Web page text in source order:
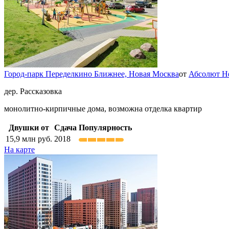
Город-парк Переделкино Ближнее, Новая Москваот Абсолют
дер. Рассказовка
монолитно-кирпичные дома, возможна отделка квартир
Двушки от Сдача Популярность
15,9 млн руб. 2018
На карте